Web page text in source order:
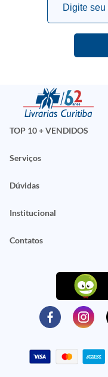
TOP 10 + VENDIDOS
Serviços
Dúvidas
Institucional
Contatos